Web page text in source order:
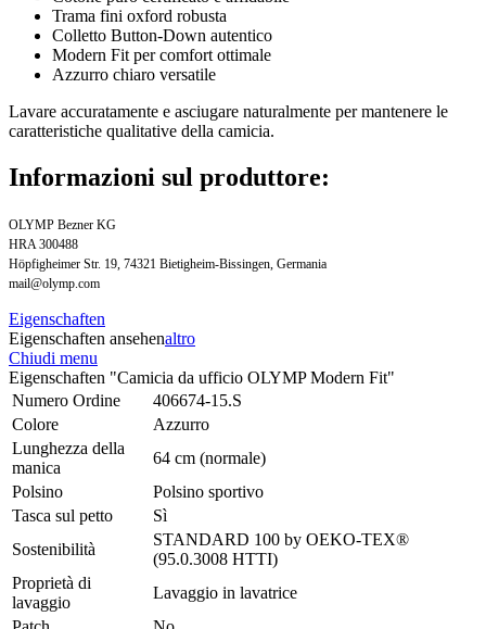
Trama fini oxford robusta
Colletto Button-Down autentico
Modern Fit per comfort ottimale
Azzurro chiaro versatile
Lavare accuratamente e asciugare naturalmente per mantenere le
caratteristiche qualitative della camicia.
Informazioni sul produttore:
OLYMP Bezner KG
HRA 300488
Höpfigheimer Str. 19, 74321 Bietigheim-Bissingen, Germania
mail@olymp.com
Eigenschaften
Eigenschaften ansehenaltro
Chiudi menu
Eigenschaften "Camicia da ufficio OLYMP Modern Fit"
Numero Ordine
406674-15.S
Colore
Azzurro
Lunghezza della
manica
64 cm (normale)
Polsino
Polsino sportivo
Tasca sul petto
Sì
Sostenibilità
STANDARD 100 by OEKO-TEX®
(95.0.3008 HTTI)
Proprietà di
lavaggio
Lavaggio in lavatrice